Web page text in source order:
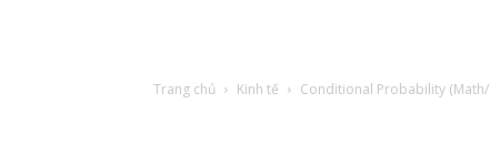
Trang chủ Kinh tế Conditional Probability